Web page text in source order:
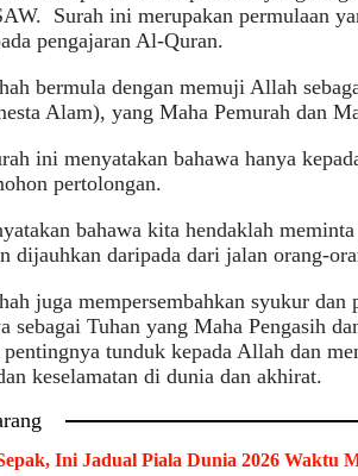
Surah ini merupakan permulaan
pengajaran Al-Quran.
bermula dengan memuji Allah
Alam), yang Maha Pemurah dan
ini menyatakan bahawa hanya
pertolongan.
bahawa kita hendaklah
dijauhkan daripada dari jalan orang-
juga mempersembahkan syukur dan
sebagai Tuhan yang Maha Pengasih
tunduk kepada Allah dan
keselamatan di dunia dan akhirat.
Ini Jadual Piala Dunia 2026 Waktu